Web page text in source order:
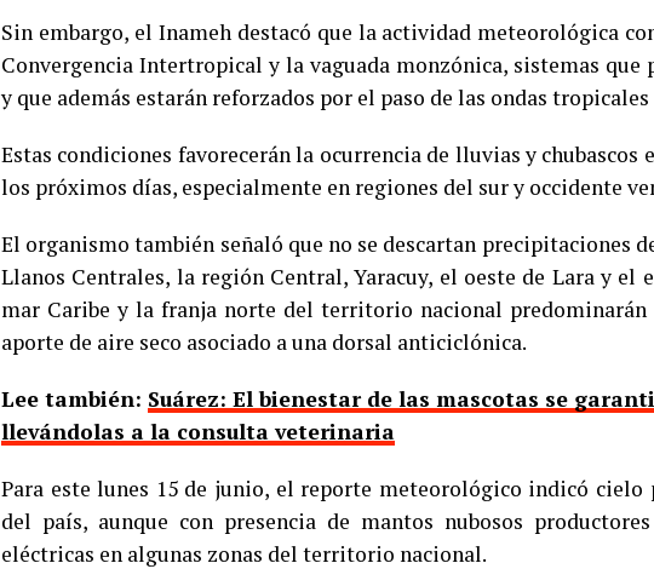
Sin embargo, el Inameh destacó que la actividad meteorológica
Convergencia Intertropical y la vaguada monzónica, sistemas que
y que además estarán reforzados por el paso de las ondas
Estas condiciones favorecerán la ocurrencia de lluvias y chubascos
los próximos días, especialmente en regiones del sur y occidente
El organismo también señaló que no se descartan precipitaciones
Llanos Centrales, la región Central, Yaracuy, el oeste de Lara y el
mar Caribe y la franja norte del territorio nacional predominarán
aporte de aire seco asociado a una dorsal anticiclónica.
Lee también: Suárez: El bienestar de las mascotas se
llevándolas a la consulta veterinaria
Para este lunes 15 de junio, el reporte meteorológico indicó
del país, aunque con presencia de mantos nubosos
eléctricas en algunas zonas del territorio nacional.